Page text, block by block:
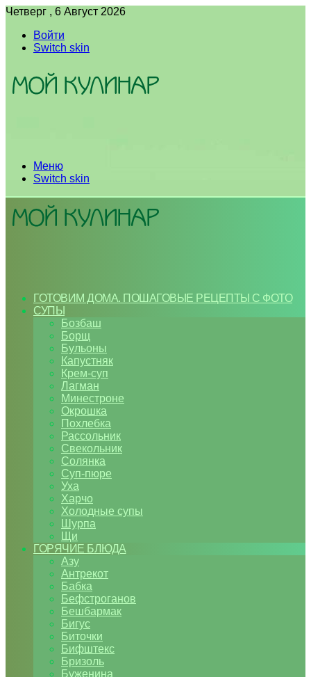
Четверг , 6 Август 2026
Войти
Switch skin
Меню
Switch skin
ГОТОВИМ ДОМА. ПОШАГОВЫЕ РЕЦЕПТЫ С ФОТО
СУПЫ
Бозбаш
Борщ
Бульоны
Капустняк
Крем-суп
Лагман
Минестроне
Окрошка
Похлебка
Рассольник
Свекольник
Солянка
Суп-пюре
Уха
Харчо
Холодные супы
Шурпа
Щи
ГОРЯЧИЕ БЛЮДА
Азу
Антрекот
Бабка
Бефстроганов
Бешбармак
Бигус
Биточки
Бифштекс
Бризоль
Буженина